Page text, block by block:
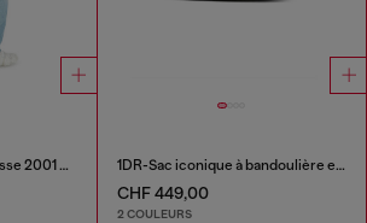
Jeans Relaxed Taille Basse 2001 D-Macro 1DR-Sac iconique à bandoulière en cuir nappa
CHF 449,00
2 COULEURS